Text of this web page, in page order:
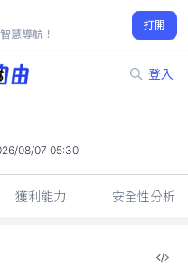
慧導航！
打開
登入
08/07 05:30
獲利能力 安全性分析